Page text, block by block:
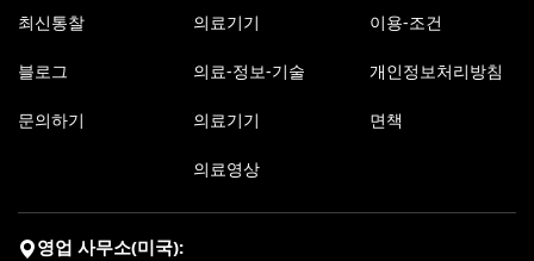
최신통찰
블로그
문의하기
의료기기
의료-정보-기술
의료기기
의료영상
이용-조건
개인정보처리방침
면책
영업 사무소(미국):